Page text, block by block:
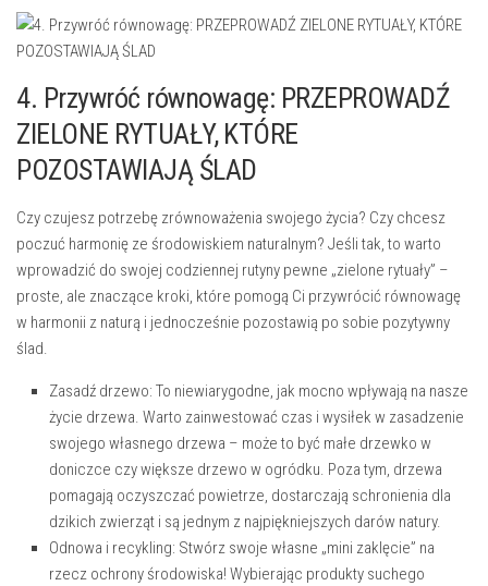
4. Przywróć równowagę: PRZEPROWADŹ
ZIELONE RYTUAŁY,⁤ KTÓRE
POZOSTAWIAJĄ ŚLAD
Czy czujesz potrzebę zrównoważenia swojego⁣ życia? ‌Czy chcesz
poczuć harmonię⁢ ze środowiskiem naturalnym? Jeśli tak, ⁢to warto
wprowadzić do swojej codziennej rutyny pewne „zielone rytuały” ‍–
proste, ale znaczące kroki,⁢ które pomogą Ci przywrócić równowagę
w harmonii z naturą‍ i ​jednocześnie pozostawią​ po sobie pozytywny
ślad.
Zasadź drzewo: To niewiarygodne, jak mocno⁢ wpływają na‍ nasze
życie ⁤drzewa. Warto zainwestować czas i wysiłek w zasadzenie
swojego własnego drzewa – może to⁤ być małe ‍drzewko w
doniczce czy ⁤większe drzewo w ogródku. Poza tym, ​drzewa
pomagają​ oczyszczać powietrze, dostarczają schronienia dla⁣
dzikich ‍zwierząt‌ i są jednym z najpiękniejszych darów natury.
Odnowa i recykling: Stwórz swoje własne „mini zaklęcie” na
rzecz ochrony środowiska!⁣ Wybierając produkty suchego